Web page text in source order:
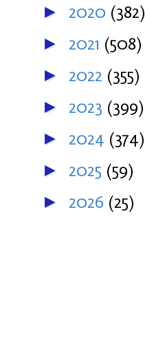
► 2020 (382)
► 2021 (508)
► 2022 (355)
► 2023 (399)
► 2024 (374)
► 2025 (59)
► 2026 (25)